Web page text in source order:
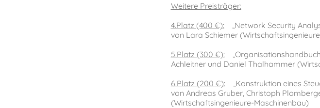
Weitere Preisträger:
4.Platz (400 €): „Network Security
von Lara Schiemer
5.Platz (300 €):
Achleitner und Daniel Thalhammer
6.Platz (200 €): „Konstruktion eines
von Andreas Gruber, Christoph
(Wirtschaftsingenieure-Maschinenbau)